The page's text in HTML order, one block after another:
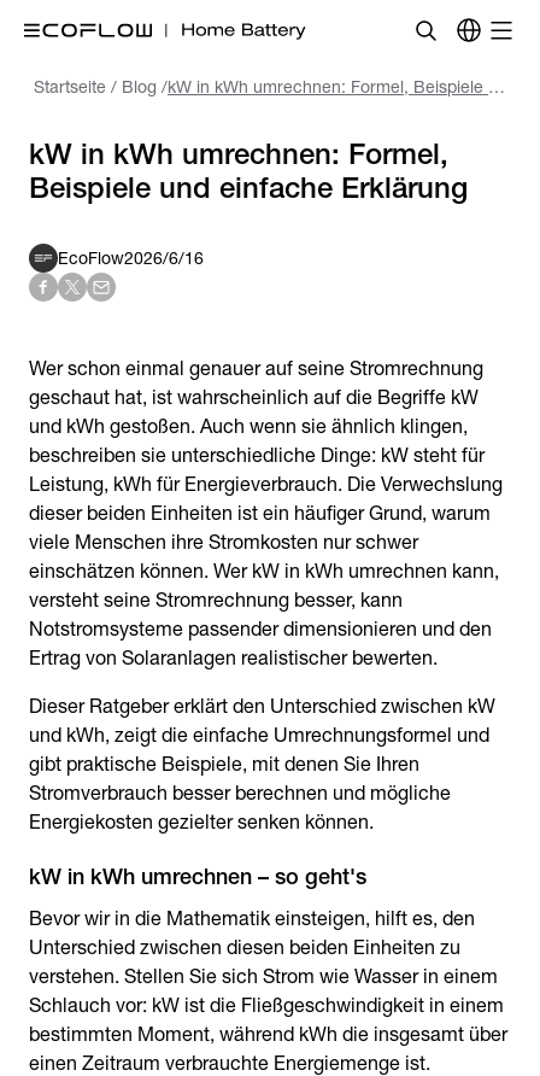
Startseite / Blog / kW in kWh umrechnen: Formel, Beispiele und einfache Erklärung
kW in kWh umrechnen: Formel,
Beispiele und einfache Erklärung
EcoFlow2026/6/16
Wer schon einmal genauer auf seine Stromrechnung
geschaut hat, ist wahrscheinlich auf die Begriffe kW
und kWh gestoßen. Auch wenn sie ähnlich klingen,
beschreiben sie unterschiedliche Dinge: kW steht für
Leistung, kWh für Energieverbrauch. Die Verwechslung
dieser beiden Einheiten ist ein häufiger Grund, warum
viele Menschen ihre Stromkosten nur schwer
einschätzen können. Wer kW in kWh umrechnen kann,
versteht seine Stromrechnung besser, kann
Notstromsysteme passender dimensionieren und den
Ertrag von Solaranlagen realistischer bewerten.
Dieser Ratgeber erklärt den Unterschied zwischen kW
und kWh, zeigt die einfache Umrechnungsformel und
gibt praktische Beispiele, mit denen Sie Ihren
Stromverbrauch besser berechnen und mögliche
Energiekosten gezielter senken können.
kW in kWh umrechnen – so geht's
Bevor wir in die Mathematik einsteigen, hilft es, den
Unterschied zwischen diesen beiden Einheiten zu
verstehen. Stellen Sie sich Strom wie Wasser in einem
Schlauch vor: kW ist die Fließgeschwindigkeit in einem
bestimmten Moment, während kWh die insgesamt über
einen Zeitraum verbrauchte Energiemenge ist.